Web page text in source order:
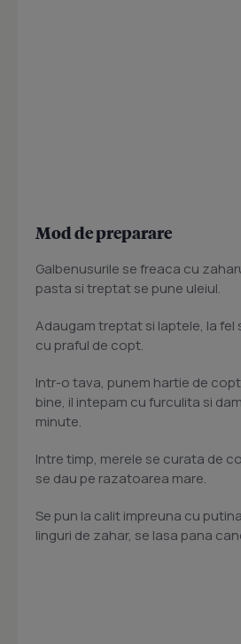
Mod de preparare
Galbenusurile se freaca cu
pasta si treptat se pune uleiul.
Adaugam treptat si laptele, la
cu praful de copt.
Intr-o tava, punem hartie de
bine, il intepam cu furculita si
minute.
Intre timp, merele se curata de
se dau pe razatoarea mare.
Se pun la calit impreuna cu
linguri de zahar, se lasa pana